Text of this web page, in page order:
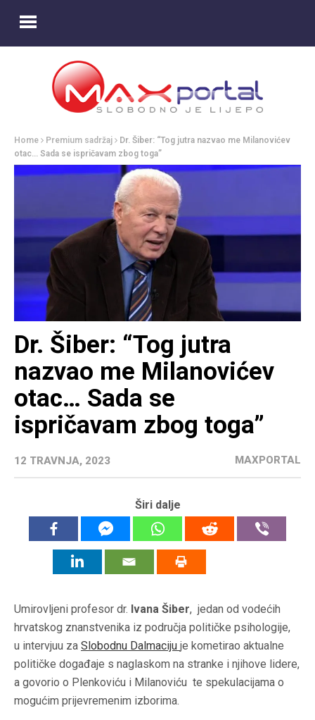
Home Premium sadržaj
Dr. Šiber: “Tog jutra nazvao me Milanovićev
otac… Sada se ispričavam zbog toga”
Dr. Šiber: “Tog jutra
nazvao me Milanovićev
otac… Sada se
ispričavam zbog toga”
12 TRAVNJA, 2023 MAXPORTAL
Širi dalje
Umirovljeni profesor dr. Ivana Šiber, jedan od vodećih
hrvatskog znanstvenika iz područja političke psihologije,
u intervjuu za Slobodnu Dalmaciju je kometirao aktualne
političke događaje s naglaskom na stranke i njihove lidere,
a govorio o Plenkoviću i Milanoviću te spekulacijama o
mogućim prijevremenim izborima.